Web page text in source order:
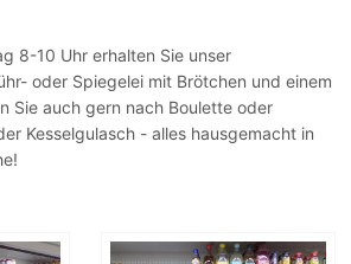
8-10 Uhr erhalten Sie unser
oder Spiegelei mit Brötchen und einem
Sie auch gern nach Boulette oder
Kesselgulasch - alles hausgemacht in